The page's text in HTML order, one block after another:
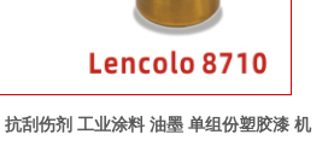
抗刮伤剂 工业涂料 油墨 单组份塑胶漆 机